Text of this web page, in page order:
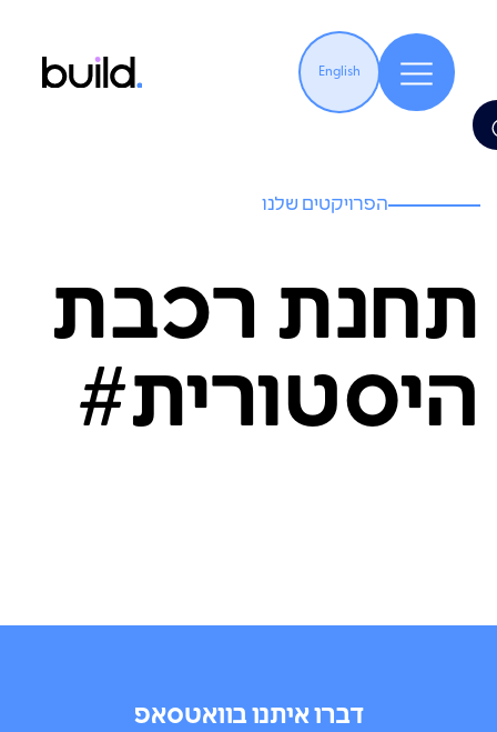
English
הפרויקטים שלנו
תחנת רכבת
היסטורית#
דברו איתנו בוואטסאפ